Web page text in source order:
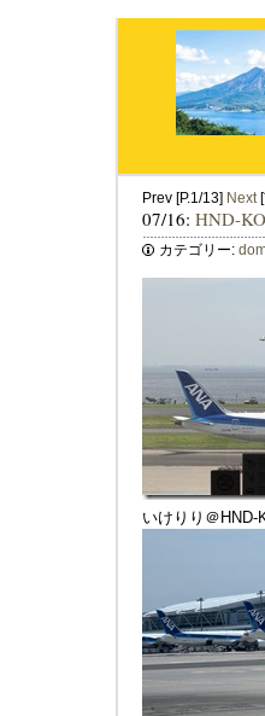
Prev [P.1/13] Next
07/16: HND-
カテゴリー:
いけりり＠HND-